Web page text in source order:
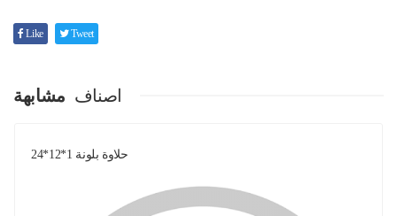
Like Tweet
اصناف مشابهة
حلاوة بلونة 1*12*24